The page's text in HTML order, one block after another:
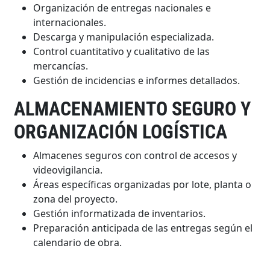
Organización de entregas nacionales e
internacionales.
Descarga y manipulación especializada.
Control cuantitativo y cualitativo de las
mercancías.
Gestión de incidencias e informes detallados.
ALMACENAMIENTO SEGURO Y
ORGANIZACIÓN LOGÍSTICA
Almacenes seguros con control de accesos y
videovigilancia.
Áreas específicas organizadas por lote, planta o
zona del proyecto.
Gestión informatizada de inventarios.
Preparación anticipada de las entregas según el
calendario de obra.